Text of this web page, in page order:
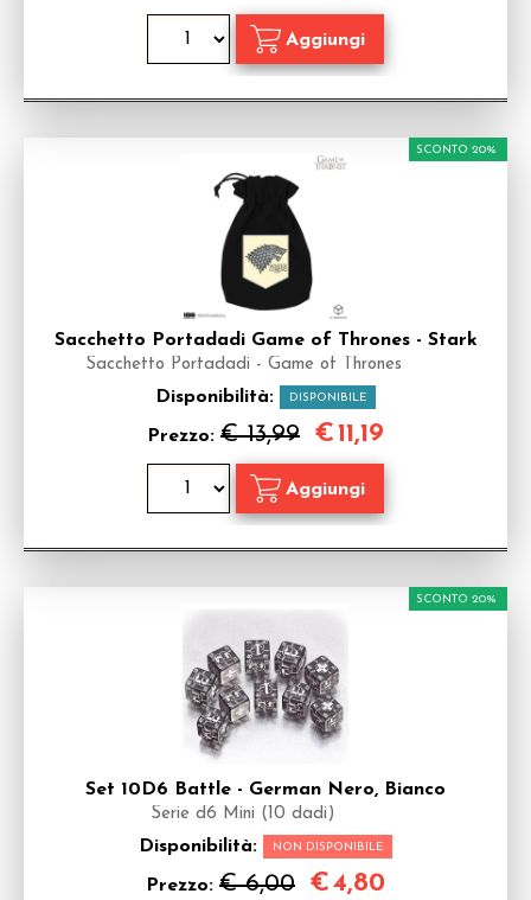
Sacchetto Portadadi Game of Thrones - Stark
Sacchetto Portadadi - Game of Thrones
Disponibilità: DISPONIBILE
Prezzo: € 13,99
SCONTO 20%
€11,19
Set 10D6 Battle - German Nero, Bianco
Serie d6 Mini (10 dadi)
Disponibilità: NON DISPONIBILE
Prezzo: € 6,00
SCONTO 20%
€4,80